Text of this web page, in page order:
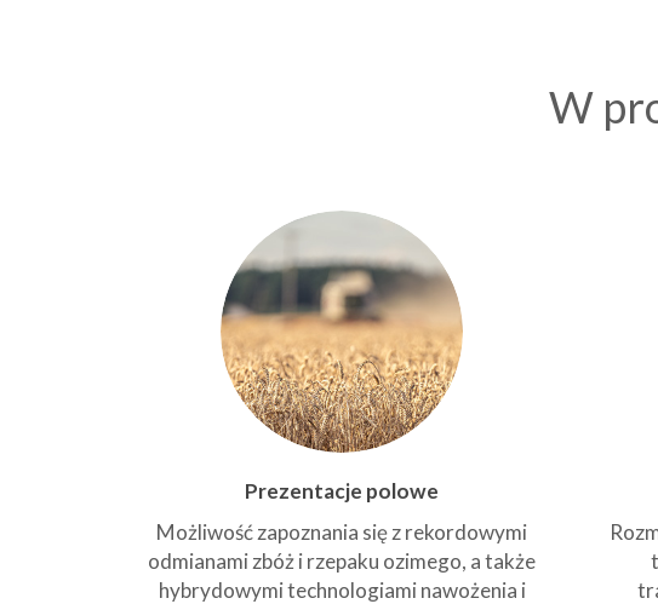
W
Prezentacje polowe
Możliwość zapoznania się z rekordowymi
odmianami zbóż i rzepaku ozimego, a także
hybrydowymi technologiami nawożenia i